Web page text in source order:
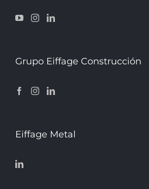
Grupo Eiffage Construcción
Eiffage Metal